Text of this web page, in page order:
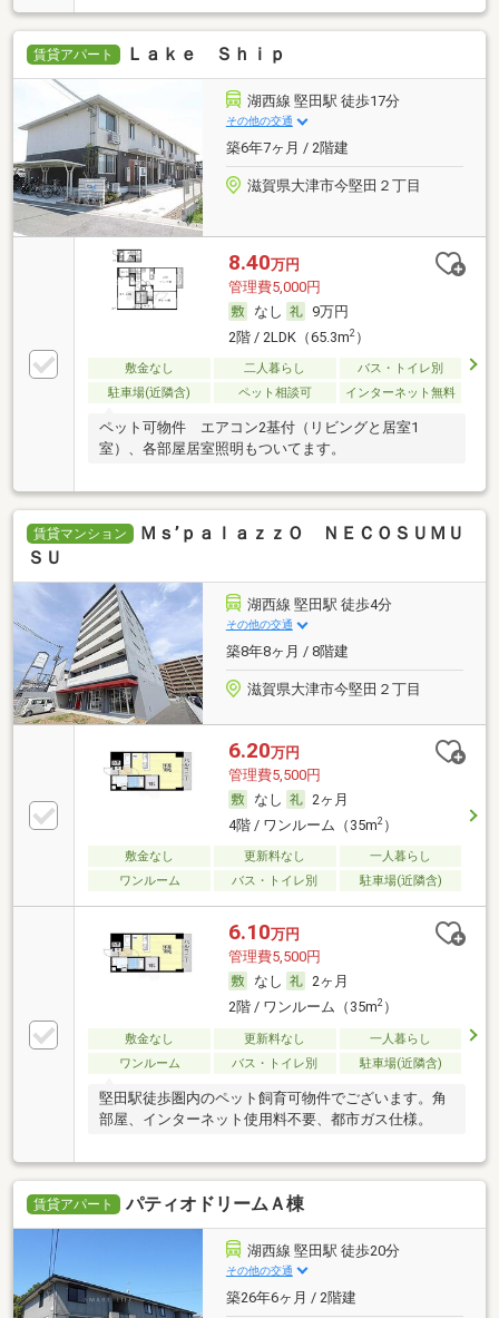
賃貸アパート Ｌａｋｅ Ｓｈｉｐ
湖西線 堅田駅 徒歩17分
その他の交通
築6年7ヶ月 / 2階建
滋賀県大津市今堅田２丁目
8.40万円
管理費5,000円
なし
9万円
2階 / 2LDK（65.3m2）
敷金なし 二人暮らし
バス・トイレ別
駐車場(近隣含)
ペット相談可 インターネット無料
ペット可物件 エアコン2基付（リビングと居室1
室）、各部屋居室照明もついてます。
賃貸マンション
Ｍｓ’ｐａｌａｚｚＯ ＮＥＣＯＳＵＭＵ
ＳＵ
湖西線 堅田駅 徒歩4分
その他の交通
築8年8ヶ月 / 8階建
滋賀県大津市今堅田２丁目
6.20万円
管理費5,500円
なし
2ヶ月
4階 / ワンルーム（35m2）
敷金なし 更新料なし
一人暮らし
ワンルーム
バス・トイレ別 駐車場(近隣含)
6.10万円
管理費5,500円
なし
2ヶ月
2階 / ワンルーム（35m2）
敷金なし 更新料なし
一人暮らし
ワンルーム
バス・トイレ別 駐車場(近隣含)
堅田駅徒歩圏内のペット飼育可物件でございます。角
部屋、インターネット使用料不要、都市ガス仕様。
賃貸アパート パティオドリームＡ棟
湖西線 堅田駅 徒歩20分
その他の交通
築26年6ヶ月 / 2階建